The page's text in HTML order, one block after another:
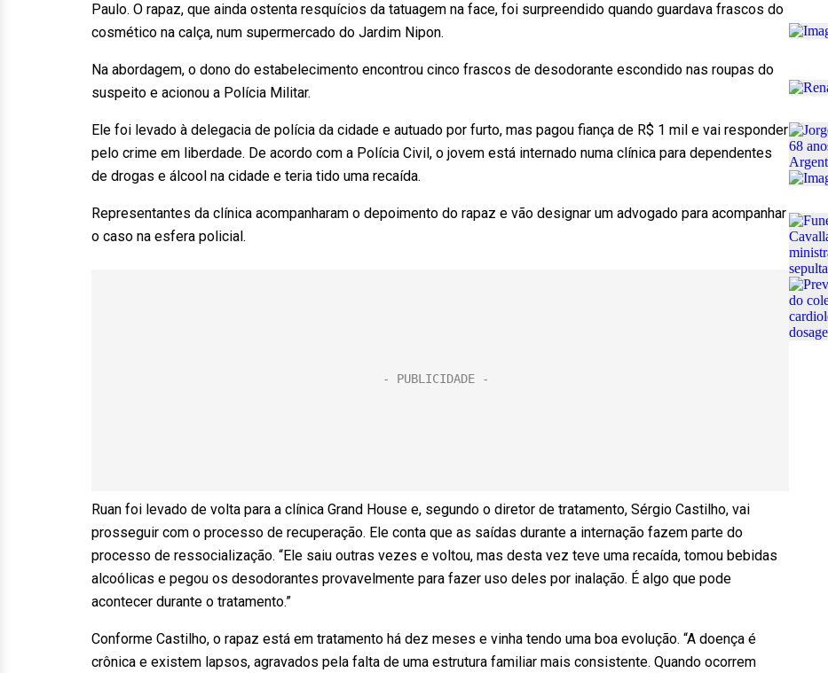
Paulo. O rapaz, que ainda ostenta resquícios da tatuagem na face, foi surpreendido quando guardava frascos do
cosmético na calça, num supermercado do Jardim Nipon.
Na abordagem, o dono do estabelecimento encontrou cinco frascos de desodorante escondido nas roupas do
suspeito e acionou a Polícia Militar.
Ele foi levado à delegacia de polícia da cidade e autuado por furto, mas pagou fiança de R$ 1 mil e vai responder
pelo crime em liberdade. De acordo com a Polícia Civil, o jovem está internado numa clínica para dependentes
de drogas e álcool na cidade e teria tido uma recaída.
Representantes da clínica acompanharam o depoimento do rapaz e vão designar um advogado para acompanhar
o caso na esfera policial.
Ruan foi levado de volta para a clínica Grand House e, segundo o diretor de tratamento, Sérgio Castilho, vai
prosseguir com o processo de recuperação. Ele conta que as saídas durante a internação fazem parte do
processo de ressocialização. “Ele saiu outras vezes e voltou, mas desta vez teve uma recaída, tomou bebidas
alcoólicas e pegou os desodorantes provavelmente para fazer uso deles por inalação. É algo que pode
acontecer durante o tratamento.”
Conforme Castilho, o rapaz está em tratamento há dez meses e vinha tendo uma boa evolução. “A doença é
crônica e existem lapsos, agravados pela falta de uma estrutura familiar mais consistente. Quando ocorrem